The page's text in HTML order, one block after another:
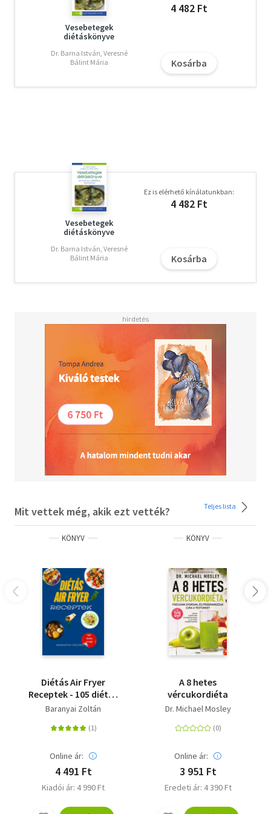
Vesebetegek
diétáskönyve
Dr. Barna István, Veresné
Bálint Mária
4 482 Ft
Kosárba
Vesebetegek
diétáskönyve
Dr. Barna István, Veresné
Bálint Mária
Ez is elérhető kínálatunkban:
4 482 Ft
Kosárba
Mit vettek még, akik ezt vették? Teljes lista
KÖNYV
Diétás Air Fryer
Receptek - 105 diétás
recept
Baranyai Zoltán
Online ár:
4 491 Ft
Kiadói ár: 4 990 Ft
KÖNYV
A 8 hetes
vércukordiéta
Dr. Michael Mosley
Online ár:
3 951 Ft
Eredeti ár: 4 390 Ft